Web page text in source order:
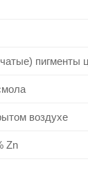
пигменты
воздухе
Zn